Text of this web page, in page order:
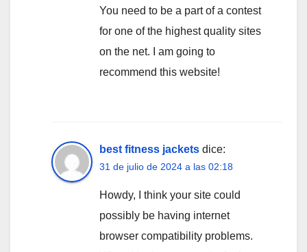
You need to be a part of a contest
for one of the highest quality sites
on the net. I am going to
recommend this website!
best fitness jackets dice:
31 de julio de 2024 a las 02:18
Howdy, I think your site could
possibly be having internet
browser compatibility problems.